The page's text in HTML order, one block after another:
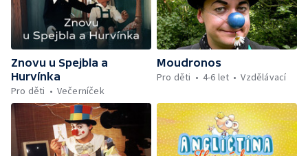
Znovu u Spejbla a
Hurvínka
Pro děti
Večerníček
Moudronos
Pro děti
4-6 let Vzdělávací